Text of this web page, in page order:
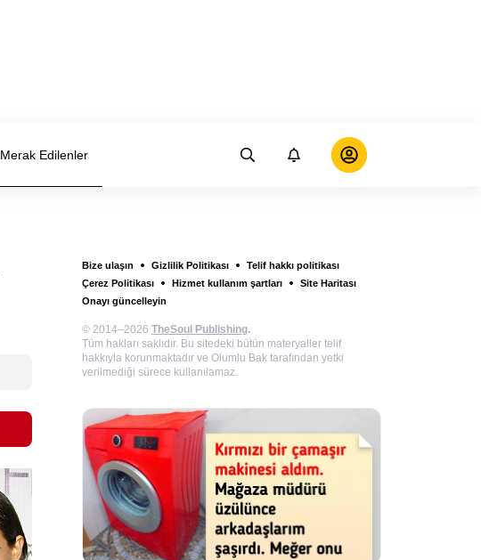
Merak Edilenler
Bize ulaşın Gizlilik Politikası
Telif hakkı politikası
Çerez Politikası
Hizmet kullanım şartları
Site Haritası
Onayı güncelleyin
© 2014–2026 TheSoul Publishing.
Tüm hakları saklıdır. Bu sitedeki bütün materyaller telif
hakkıyla korunmaktadır ve Olumlu Bak tarafından yetki
verilmediği sürece kullanılamaz.